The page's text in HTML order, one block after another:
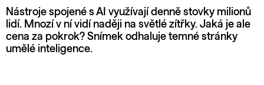
Nástroje spojené s AI využívají denně stovky milionů
lidí. Mnozí v ní vidí naději na světlé zítřky. Jaká je ale
cena za pokrok? Snímek odhaluje temné stránky
umělé inteligence.